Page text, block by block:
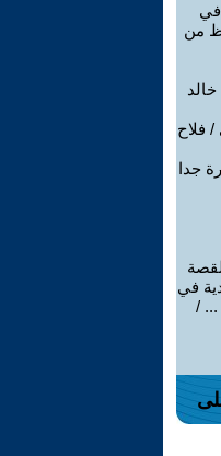
في
من
فلاح
جدا
في
/